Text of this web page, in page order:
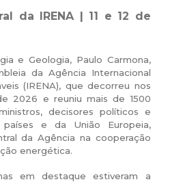
da IRENA | 11 e 12 de
e Geologia, Paulo Carmona,
da Agência Internacional
(IRENA), que decorreu nos
2026 e reuniu mais de 1500
decisores políticos e
e da União Europeia,
da Agência na cooperação
energética.
em destaque estiveram a